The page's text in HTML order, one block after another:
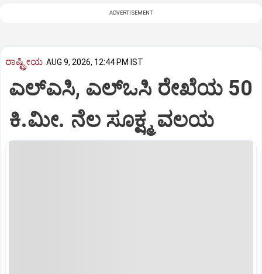
ADVERTISEMENT
ರಾಷ್ಟ್ರೀಯ AUG 9, 2026, 12:44 PM IST
ಎಲ್‌ಎಸಿ, ಎಲ್‌ಒಸಿ ರೇಖೆಯ 50
ಕಿ.ಮೀ. ನೆಲ ಸೂಕ್ಷ್ಮ ವಲಯ